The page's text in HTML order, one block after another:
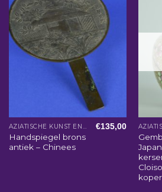
AZIATISCHE KUNST EN WOONACCESSOIRES
Handspiegel brons
antiek – Chinees
€135,00
koper